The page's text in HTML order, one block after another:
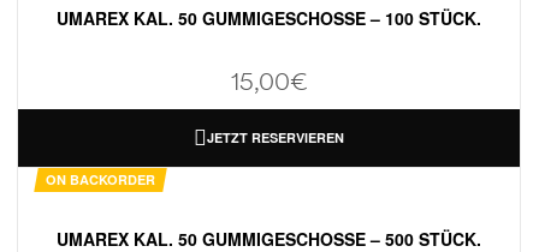
UMAREX KAL. 50 GUMMIGESCHOSSE – 100 STÜCK.
15,00€
JETZT RESERVIEREN
ON BACKORDER
UMAREX KAL. 50 GUMMIGESCHOSSE – 500 STÜCK.